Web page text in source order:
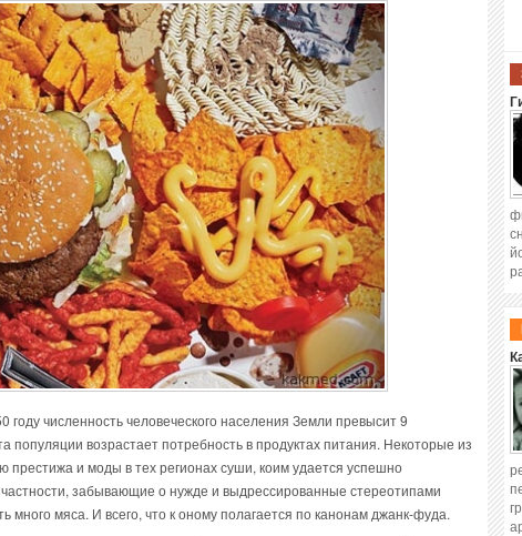
году численность человеческого населения Земли превысит 9
популяции возрастает потребность в продуктах питания. Некоторые из
престижа и моды в тех регионах суши, коим удается успешно
частности, забывающие о нужде и выдрессированные стереотипами
много мяса. И всего, что к оному полагается по канонам джанк-фуда.